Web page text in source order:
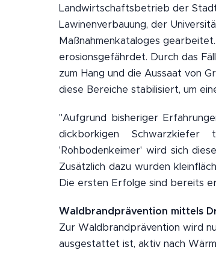
Landwirtschaftsbetrieb der
Lawinenverbauung, der
Maßnahmenkataloges
erosionsgefährdet. Durch das
zum Hang und die Aussaat von
diese Bereiche stabilisiert, um
"Aufgrund bisheriger
dickborkigen
'Rohbodenkeimer' wird sich
Zusätzlich dazu wurden
Die ersten Erfolge sind bereits
Waldbrandprävention mittels
Zur Waldbrandprävention wird
ausgestattet ist, aktiv nach